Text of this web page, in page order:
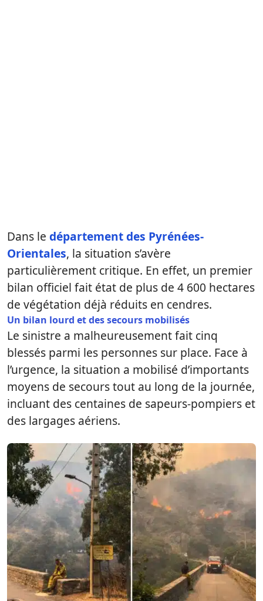
Dans le département des Pyrénées-
Orientales, la situation s’avère
particulièrement critique. En effet, un premier
bilan officiel fait état de plus de 4 600 hectares
de végétation déjà réduits en cendres.
Un bilan lourd et des secours mobilisés
Le sinistre a malheureusement fait cinq
blessés parmi les personnes sur place. Face à
l’urgence, la situation a mobilisé d’importants
moyens de secours tout au long de la journée,
incluant des centaines de sapeurs-pompiers et
des largages aériens.